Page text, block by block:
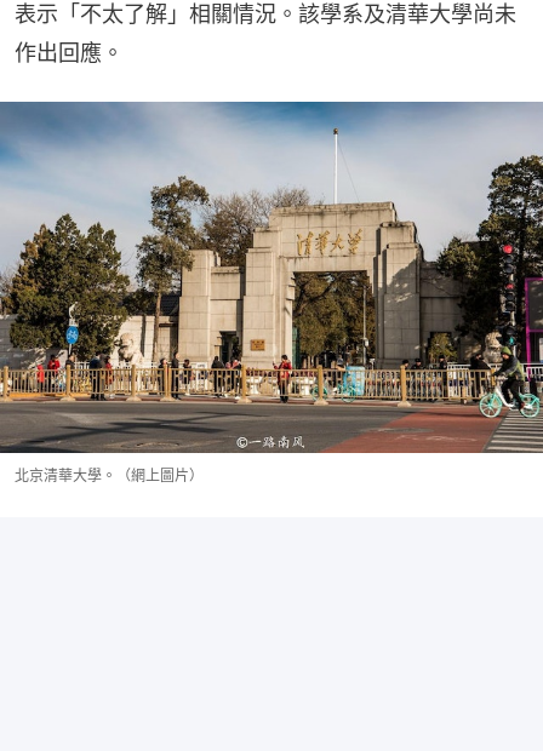
表示「不太了解」相關情況。該學系及清華大學尚未
作出回應。
北京清華大學。（網上圖片）